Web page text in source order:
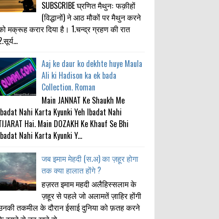
SUBSCRIBE घ्रणित मैथुनः फक़ीहों
(विद्धानों) ने आठ मौकों पर मैथुन करने
मक्रूह करार दिया है। 1.चन्द्र ग्रहण की रात
Aaj ke daur ko dekhte huye Maula
Ali ki Hadison ka ek bada
Collection. Roman
Main JANNAT Ke Shaukh Me
Nahi Karta Kyunki Yeh Ibadat Nahi
Hai. Main DOZAKH Ke Khauf Se Bhi
Nahi Karta Kyunki Y...
जब इमाम मेहदी (स.अ) का ज़हूर होगा
तक क्या हालात होंगे ?
हज़रत इमाम महदी अलैहिस्सलाम के
ज़हूर से पहले जो अलामतें ज़ाहिर होंगी
तकमील के दौरान ईसाई दुनिया को फ़तह करने